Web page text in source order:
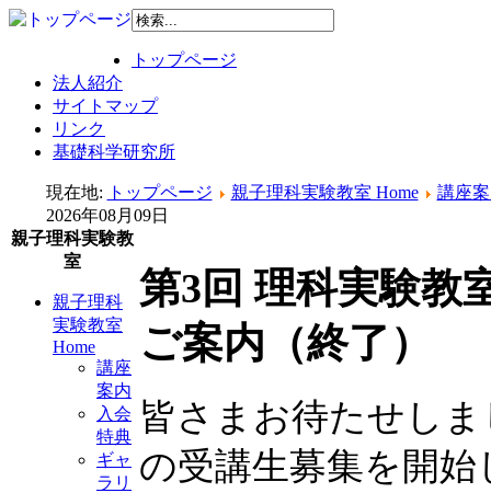
トップページ
法人紹介
サイトマップ
リンク
基礎科学研究所
現在地: トップページ 親子理科実験教室 Home
講座
2026年08月09日
親子理科実験教
室
親子理科
実験教室
Home
講座
案内
入会
特典
ギャ
ラリ
第3回 理科実験教
ご案内（終了）
皆さまお待たせし
の受講生募集を開始